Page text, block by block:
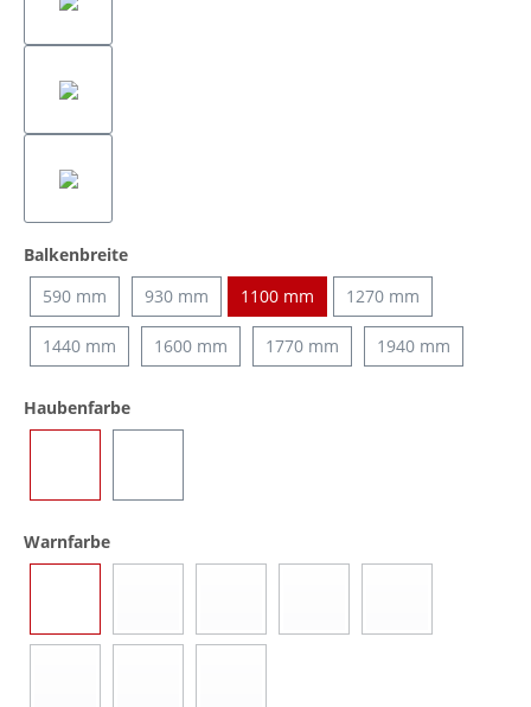
Balkenbreiteauswählen
590 mm
930 mm 1100 mm 1270 mm
1440 mm 1600 mm 1770 mm 1940 mm
Haubenfarbeauswählen
Warnfarbeauswählen